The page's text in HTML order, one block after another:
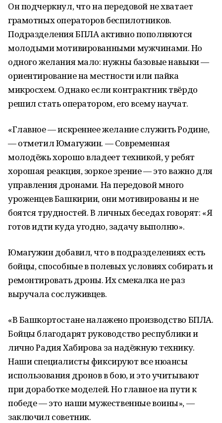
Он подчеркнул, что на передовой не хватает
грамотных операторов беспилотников.
Подразделения БПЛА активно пополняются
молодыми мотивированными мужчинами. Но
одного желания мало: нужны базовые навыки —
ориентирование на местности или пайка
микросхем. Однако если контрактник твёрдо
решил стать оператором, его всему научат.
«Главное — искреннее желание служить Родине,
— отметил Юмагужин. — Современная
молодёжь хорошо владеет техникой, у ребят
хорошая реакция, зоркое зрение — это важно для
управления дронами. На передовой много
уроженцев Башкирии, они мотивированы и не
боятся трудностей. В личных беседах говорят: «Я
готов идти куда угодно, задачу выполню».
Юмагужин добавил, что в подразделениях есть
бойцы, способные в полевых условиях собирать и
ремонтировать дроны. Их смекалка не раз
выручала сослуживцев.
«В Башкортостане налажено производство БПЛА.
Бойцы благодарят руководство республики и
лично Радия Хабирова за надёжную технику.
Наши специалисты фиксируют все нюансы
использования дронов в бою, и это учитывают
при доработке моделей. Но главное на пути к
победе — это наши мужественные воины», —
заключил советник.